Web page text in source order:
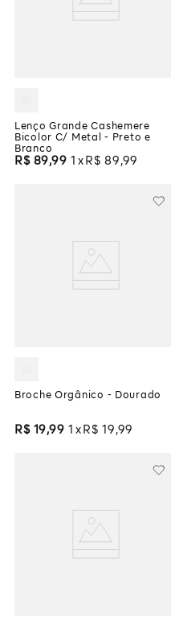
Lenço Grande Cashemere
Bicolor C/ Metal - Preto e
Branco
R$ 89,99 1 R$ 89 ,99
Broche Orgânico - Dourado
R$ 19,99 1 R$ 19 ,99